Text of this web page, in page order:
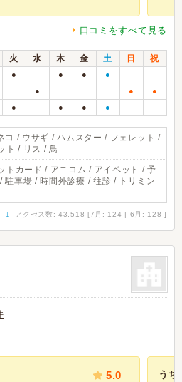
口コミをすべて見る
火 水 木 金 土 日
祝
● ● ● ●
● ● ●
● ● ● ●
コ / ウサギ / ハムスター / フェレット /
ト / リス / 鳥
トカード / アニコム / アイペット / 予
駐車場 / 時間外診療 / 往診 / トリミン
↓ アクセス数: 43,518 [7月: 124 | 6月: 128 ]
5.0 うち